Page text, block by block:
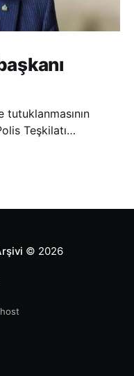
tutuklanmasının
Teşkilatı
© 2026